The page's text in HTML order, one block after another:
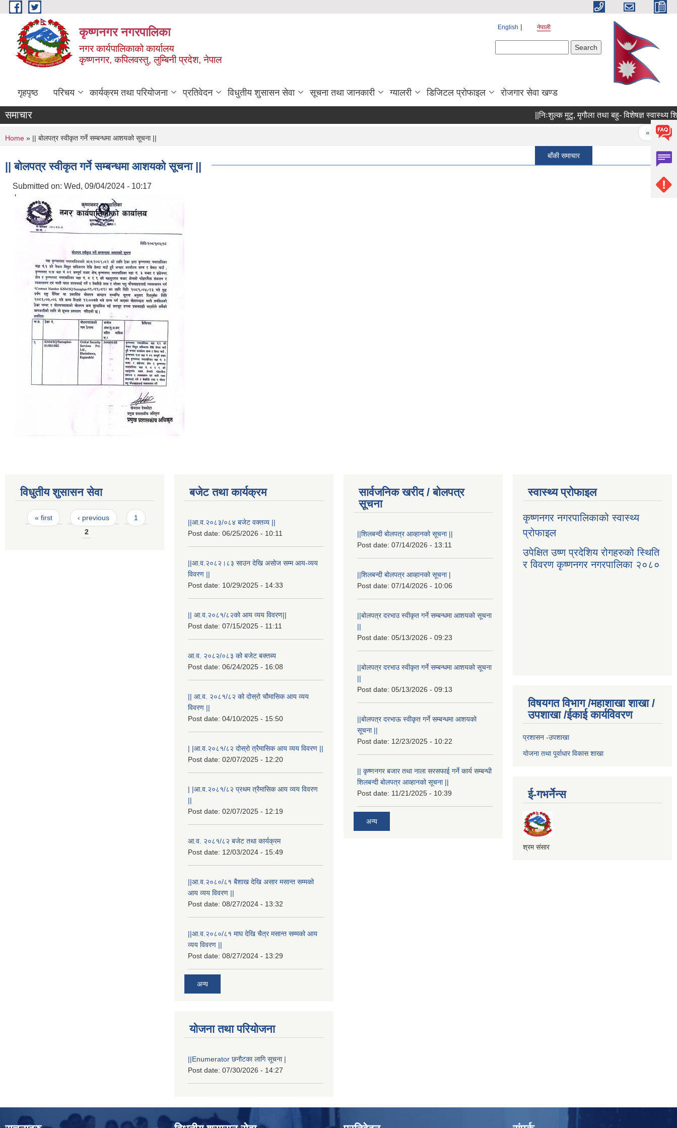
Skip to main content
कृष्णनगर नगरपालिका
नगर कार्यपालिकाको कार्यालय
कृष्णनगर, कपिलवस्तु, लुम्बिनी प्रदेश, नेपाल
English नेपाली
गृहपृष्ठ परिचय कार्यक्रम तथा परियोजना प्रतिवेदन विधुतीय शुसासन सेवा सूचना तथा जानकारी ग्यालरी डिजिटल प्रोफाइल रोजगार सेवा खण्ड
समाचार ||निःशुल्क मुटु, मृगौला तथा बहु- विशेषज्ञ स्वास्थ्य
« first
बाँकी समाचार
You are here
Home » || बोलपत्र स्वीकृत गर्ने सम्बन्धमा आशयको सूचना ||
|| बोलपत्र स्वीकृत गर्ने सम्बन्धमा आशयको सूचना ||
Submitted on: Wed, 09/04/2024 - 10:17
विधुतीय शुसासन सेवा
Pages
« first ‹ previous
1
2
बजेट तथा कार्यक्रम
||आ.व.२०८३/०८४ बजेट वक्तव्य ||
Post date: 06/25/2026 - 10:11
||आ.व.२०८२।८३ साउन देखि असोज सम्म आय-व्यय
विवरण ||
Post date: 10/29/2025 - 14:33
|| आ.व.२०८१/८२को आय व्यय विवरण||
Post date: 07/15/2025 - 11:11
आ.व. २०८२/०८३ को बजेट बक्तब्य
Post date: 06/24/2025 - 16:08
|| आ.व. २०८१/८२ को दोस्रो चौमासिक आय व्यय
विवरण ||
Post date: 04/10/2025 - 15:50
| |आ.व.२०८१/८२ दोस्रो त्रैमासिक आय व्यय विवरण ||
Post date: 02/07/2025 - 12:20
| |आ.व.२०८१/८२ प्रथम त्रैमासिक आय व्यय विवरण
||
Post date: 02/07/2025 - 12:19
आ.व. २०८१/८२ बजेट तथा कार्यक्रम
Post date: 12/03/2024 - 15:49
||आ.व.२०८०/८१ बैशाख देखि असार मसान्त सम्मको
आय व्यय विवरण ||
Post date: 08/27/2024 - 13:32
||आ.व.२०८०/८१ माघ देखि चैत्र मसान्त सम्मको आय
व्यय विवरण ||
Post date: 08/27/2024 - 13:29
अन्य
योजना तथा परियोजना
||Enumerator छनौटका लागि सूचना |
Post date: 07/30/2026 - 14:27
सार्वजनिक खरीद / बोलपत्र
सूचना
||शिलबन्दी बोलपत्र आव्हानको सूचना ||
Post date: 07/14/2026 - 13:11
||शिलबन्दी बोलपत्र आव्हानको सूचना |
Post date: 07/14/2026 - 10:06
||बोलपत्र दरभाउ स्वीकृत गर्ने सम्बन्धमा आशयको सूचना
||
Post date: 05/13/2026 - 09:23
||बोलपत्र दरभाउ स्वीकृत गर्ने सम्बन्धमा आशयको सूचना
||
Post date: 05/13/2026 - 09:13
||बोलपत्र दरभाऊ स्वीकृत गर्ने सम्बन्धमा आशयको
सूचना ||
Post date: 12/23/2025 - 10:22
|| कृष्णनगर बजार तथा नाला सरसफाई गर्ने कार्य सम्बन्धी
शिलबन्दी बोलपत्र आव्हानको सूचना ||
Post date: 11/21/2025 - 10:39
अन्य
स्वास्थ्य प्रोफाइल
कृष्णनगर नगरपालिकाको स्वास्थ्य
प्रोफाइल
उपेक्षित उष्ण प्रदेशिय रोगहरुको स्थिति
र विवरण कृष्णनगर नगरपालिका २०८०
विषयगत विभाग /महाशाखा शाखा /
उपशाखा /ईकाई कार्यविवरण
प्रशासन -उपशाखा
योजना तथा पूर्वाधार विकास शाखा
ई-गभर्नेन्स
श्रम संसार